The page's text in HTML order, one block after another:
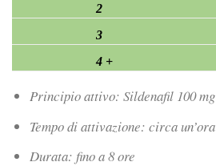
2
3
4 +
Principio attivo: Sildenafil 100 mg
Tempo di attivazione: circa un’ora
Durata: fino a 8 ore